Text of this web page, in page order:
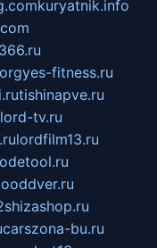
kuryatnik.info
yes-fitness.ru
tishinapve.ru
lord-tv.ru
lordfilm13.ru
carszona-bu.ru